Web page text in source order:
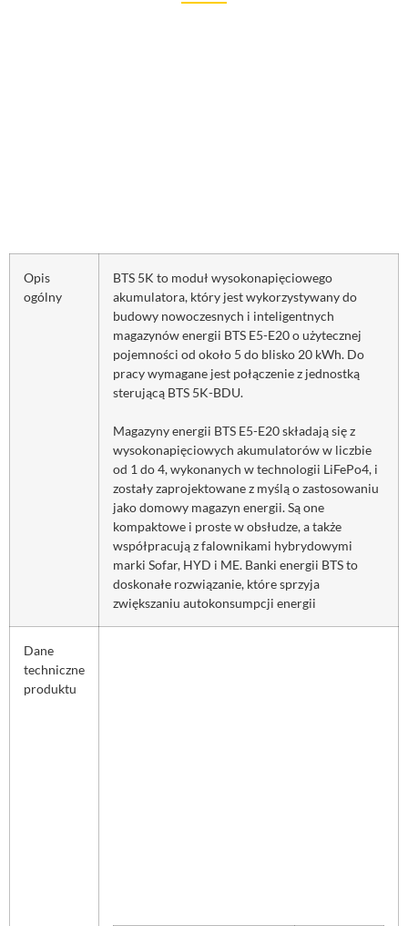
Opis
ogólny
BTS 5K to moduł wysokonapięciowego
akumulatora, który jest wykorzystywany do
budowy nowoczesnych i inteligentnych
magazynów energii BTS E5-E20 o użytecznej
pojemności od około 5 do blisko 20 kWh. Do
pracy wymagane jest połączenie z jednostką
sterującą BTS 5K-BDU.
Magazyny energii BTS E5-E20 składają się z
wysokonapięciowych akumulatorów w liczbie
od 1 do 4, wykonanych w technologii LiFePo4, i
zostały zaprojektowane z myślą o zastosowaniu
jako domowy magazyn energii. Są one
kompaktowe i proste w obsłudze, a także
współpracują z falownikami hybrydowymi
marki Sofar, HYD i ME. Banki energii BTS to
doskonałe rozwiązanie, które sprzyja
zwiększaniu autokonsumpcji energii
Dane
techniczne
produktu